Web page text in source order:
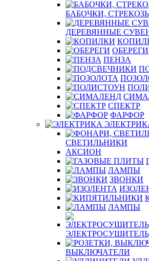
БАБОЧКИ,
ДЕРЕВЯННЫЕ
ОБЕРЕГИ
ПЕНЗА
СПЕКТР
ФАРФОР
СВЕТИЛЬНИКИ
АКСИОН
ЛАМПЫ
ЗВОНКИ
ЛАМПЫ
ВЫКЛЮЧАТЕЛИ